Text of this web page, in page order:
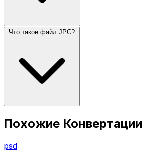
Что такое файл JPG?
Похожие Конвертации
psd